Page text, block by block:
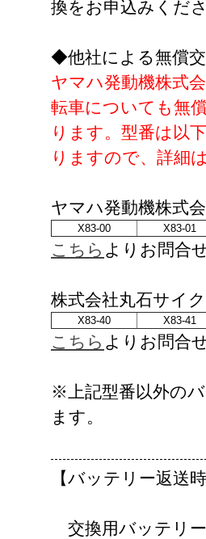
換をお申込みくださ
◆他社による無償
ヤマハ発動機株式
転車についても無
ります。型番は以
りますので、詳細
ヤマハ発動機株式
X83-00 X83-01
こちら よりお問合
株式会社丸石サイ
X83-40 X83-41
こちら よりお問合
※上記型番以外の
ます。
【バッテリー返送
交換用バッテリ